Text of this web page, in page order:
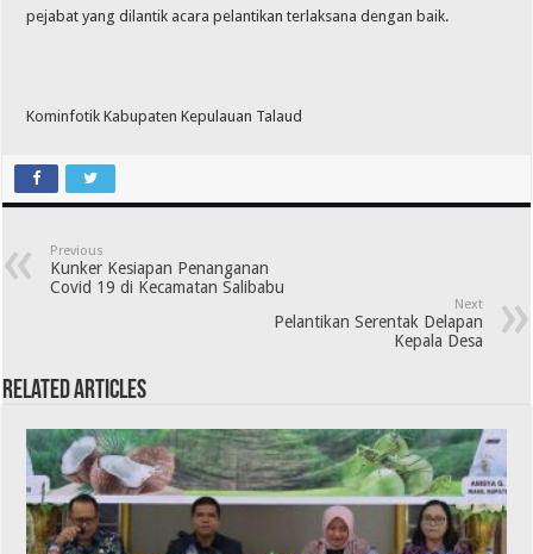
pejabat yang dilantik acara pelantikan terlaksana dengan baik.
Kominfotik Kabupaten Kepulauan Talaud
Previous
Kunker Kesiapan Penanganan
Covid 19 di Kecamatan Salibabu
Next
Pelantikan Serentak Delapan
Kepala Desa
Related Articles